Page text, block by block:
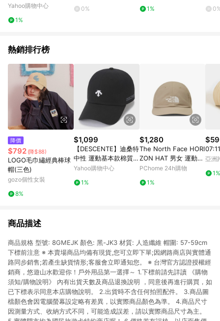
帽子 老帽 棒球帽 HORI
8K2
Yahoo購物中心
1%
日常穿搭
0%
1%
熱銷排行榜
降價
$792 (降$88)
LOGO毛巾繡經典棒球
帽(三色)
gozo個性女裝
8%
$1,099
【DESCENTE】迪桑特
中性 運動基本款棉質運
動帽 棒球帽(黑色/白
Yahoo購物中心
1%
$1,280
The North Face HORI
ZON HAT 男女 運動帽
NF0A8CQ1254
PChome 24h購物
1%
亞洲
1%
商品描述
商品規格 型號: 8GMEJK 顏色: 黑-JK3 材質: 人造纖維 帽圍: 57-59cm
下標前注意 ※ 本賣場商品均備有現貨,您可立即下單;因網路商店與實體通
路同步銷售;若產生缺貨情形;客服會立即通知您。 ※ 台灣官方認證授權經
銷商，悠遊山水歡迎你！戶外用品第一選擇～ 1.下標前請先詳讀 《購物
須知/購物說明》 內有出貨天數及商品退換說明 ，同意後再進行購買，如
已下標表示同意本店購物說明。 2.出貨時不含任何拍照配件。 3.商品圖
檔顏色會因電腦螢幕設定略有差異，以實際商品顏色為準。 4.商品尺寸
因測量方式、收納方式不同，可能造成誤差，請以實際商品尺寸為主。